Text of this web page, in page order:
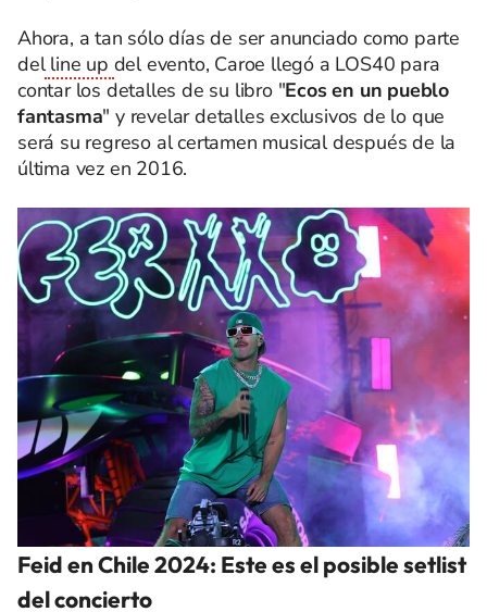
Ahora, a tan sólo días de ser anunciado como parte
delline up del evento, Caroe llegó a LOS40 para
contar los detalles de su libro "Ecos en un pueblo
fantasma" y revelar detalles exclusivos de lo que
será su regreso al certamen musical después de la
última vez en 2016.
Feid en Chile 2024: Este es el posible setlist
del concierto